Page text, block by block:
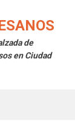
de
en Ciudad